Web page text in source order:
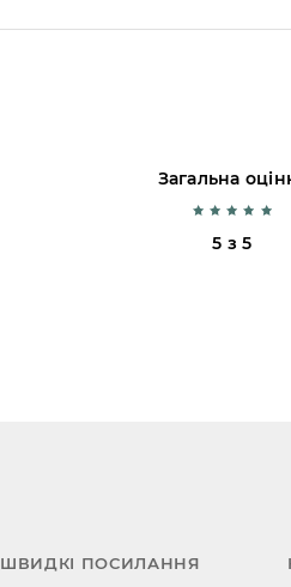
Загальна
5 з 5
ШВИДКІ ПОСИЛАННЯ